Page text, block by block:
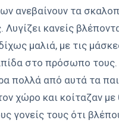
ανεβαίνουν τα
Λυγίζει κανείς
μαλιά, με τις
στο πρόσωπο
πολλά από αυτά τα
χώρο και κοίταζαν
γονείς τους ότι